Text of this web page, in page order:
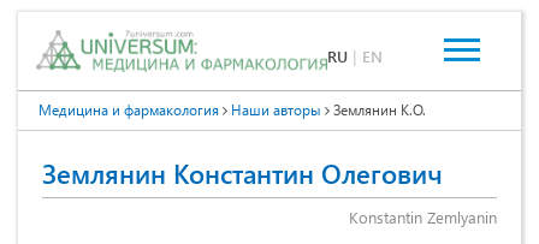
RU | EN
Медицина и фармакология Наши авторы Землянин К.О.
Землянин Константин Олегович
Konstantin Zemlyanin